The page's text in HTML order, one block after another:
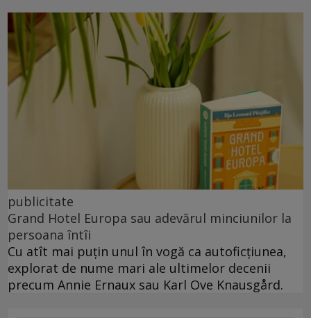
publicitate
Grand Hotel Europa sau adevărul minciunilor la
persoana întîi
Cu atît mai puțin unul în vogă ca autoficțiunea,
explorat de nume mari ale ultimelor decenii
precum Annie Ernaux sau Karl Ove Knausgård.